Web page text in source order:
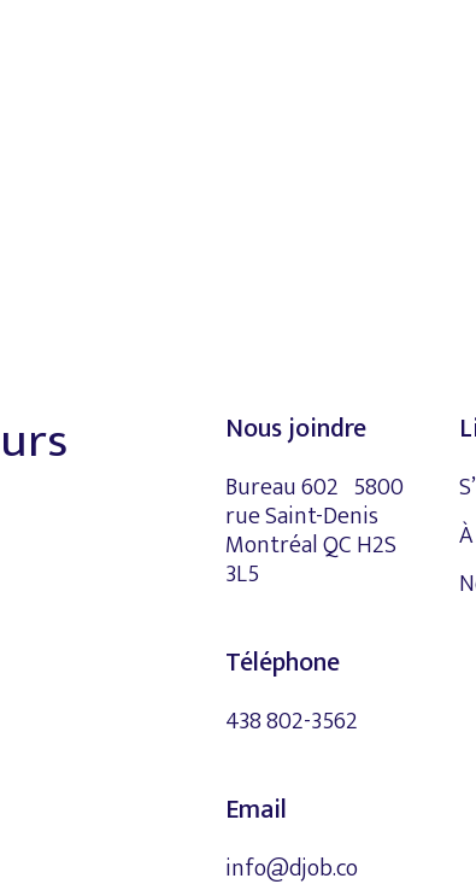
Nous joindre
Bureau 602 5800
rue Saint-Denis
Montréal QC H2S
3L5
Téléphone
438 802-3562
Email
info@djob.co